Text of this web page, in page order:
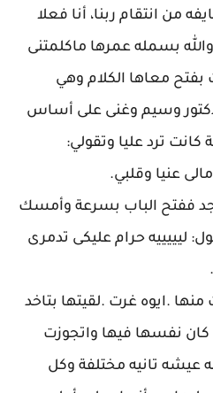
من انتقام ربنا، أنا فعلا
بسمله عمرها ماكلمتنى
معاها الكلام وهي
دكتور وسيم وغنى على أساس
ترد عليا وتقولي:
عنيا وقلبي.
ففتح الباب بسرعة وأمسك
ليييييه حرام عليكى تدمرى
.ايوه غرت .لقيتها بتاخد
كان نفسها فيها واتجوزت
عيشه تانيه مختلفة وكل